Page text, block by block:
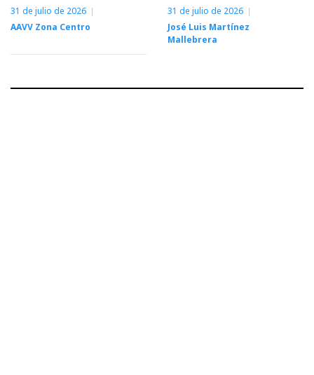
31 de julio de 2026
AAVV Zona Centro
31 de julio de 2026
José Luis Martínez
Mallebrera